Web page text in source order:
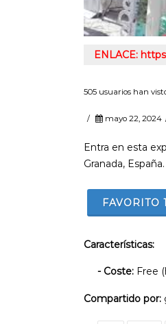
ENLACE:
505 usuarios han
/ mayo 22, 2024
Entra en esta
Granada, España.
FAVORITO 1
Características:
- Coste: Free
Compartido por: